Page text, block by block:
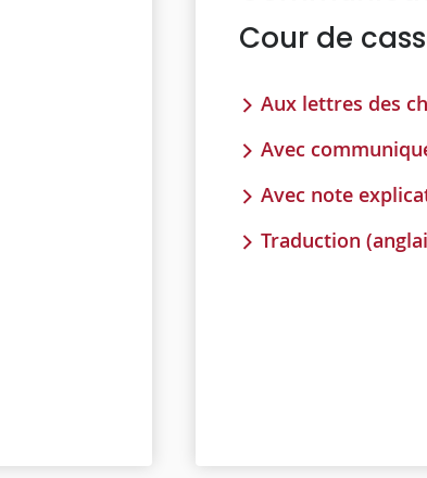
Cour de
Aux lettres des
Avec
Avec note
Traduction